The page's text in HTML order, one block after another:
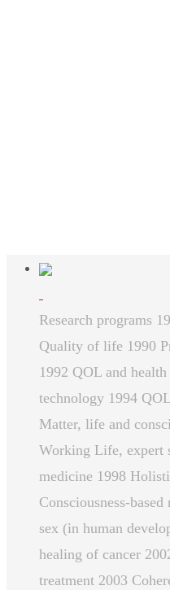
Research programs
Quality of life 1990
1992 QOL and
technology 1994
Matter, life and
Working Life, expert
medicine 1998
Consciousness-
sex (in human
healing of cancer
treatment 2003